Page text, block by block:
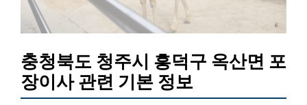
충청북도 청주시 흥덕구 옥산면 포
장이사 관련 기본 정보